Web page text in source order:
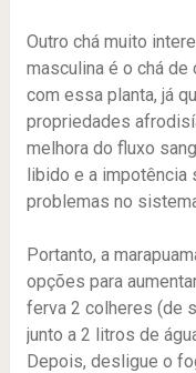
Outro chá muito
masculina é o chá de
com essa planta, já
propriedades
melhora do fluxo
libido e a impotência
problemas no
Portanto, a
opções para
ferva 2 colheres (de
junto a 2 litros de
Depois, desligue o